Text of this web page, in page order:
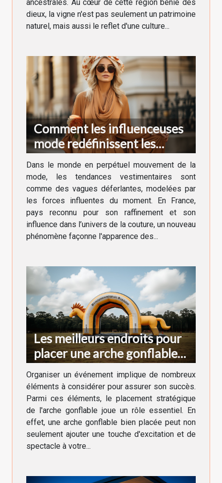
ancestrales. Au cœur de cette région bénie des
dieux, la vigne n'est pas seulement un patrimoine
naturel, mais aussi le reflet d'une culture...
Comment les influenceuses
mode redéfinissent les
tendances vestimentaires en
France
Dans le monde en perpétuel mouvement de la
mode, les tendances vestimentaires sont
comme des vagues déferlantes, modelées par
les forces influentes du moment. En France,
pays reconnu pour son raffinement et son
influence dans l’univers de la couture, un nouveau
phénomène façonne l'apparence des...
Les meilleurs endroits pour
placer une arche gonflable
lors d'un événement
Organiser un événement implique de nombreux
éléments à considérer pour assurer son succès.
Parmi ces éléments, le placement stratégique
de l'arche gonflable joue un rôle essentiel. En
effet, une arche gonflable bien placée peut non
seulement ajouter une touche d'excitation et de
spectacle à votre...